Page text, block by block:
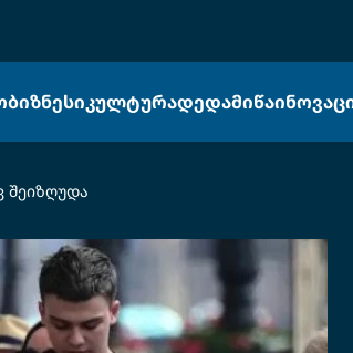
ᲑᲘᲖᲜᲔᲡᲘᲙᲣᲚᲢᲣᲠᲐᲓᲔᲓᲐᲛᲘᲬᲐ
შეიზღუდა